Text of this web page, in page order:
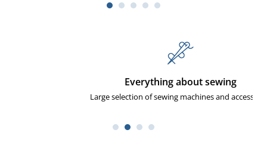
Everything about sewing
Large selection of sewing machines and accessories